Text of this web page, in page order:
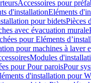
Accessoires pour
d'installationEléments
pour bidetsPièces
avec évacuation murale
pour Eléments
pour machines à laver
Modules
pour Pour paroisPour
d'installation pour